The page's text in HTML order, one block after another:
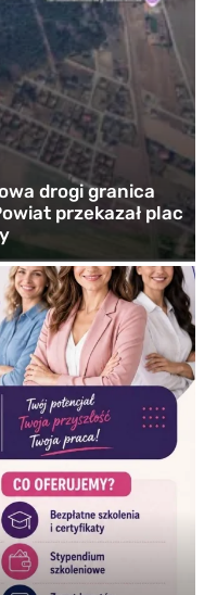
drogi granica
przekazał plac